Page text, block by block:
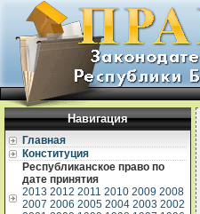
Навигация
Главная
Конституция
Республиканское право по
дате принятия
2013 2012 2011 2010 2009 2008
2007 2006 2005 2004 2003 2002